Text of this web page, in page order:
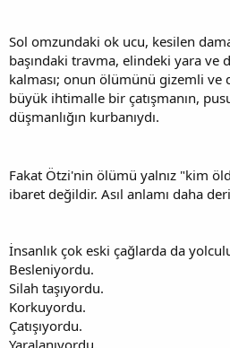
Sol omzundaki ok ucu, kesilen
başındaki travma, elindeki yara ve
kalması; onun ölümünü gizemli
büyük ihtimalle bir çatışmanın,
düşmanlığın kurbanıydı.
Fakat Ötzi'nin ölümü yalnız "kim
ibaret değildir. Asıl anlamı daha
İnsanlık çok eski çağlarda da
Besleniyordu.
Silah taşıyordu.
Korkuyordu.
Çatışıyordu.
Yaralanıyordu.